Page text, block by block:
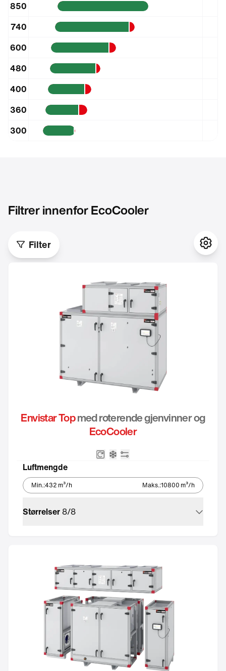
850
740
600
480
400
360
300
100
0 41300
Filtrer innenforEcoCooler
Filter
Envistar Topmed roterende gjenvinner og
EcoCooler
Luftmengde
Min.:432 m³/h Maks.:10800 m³/h
Størrelser8/8